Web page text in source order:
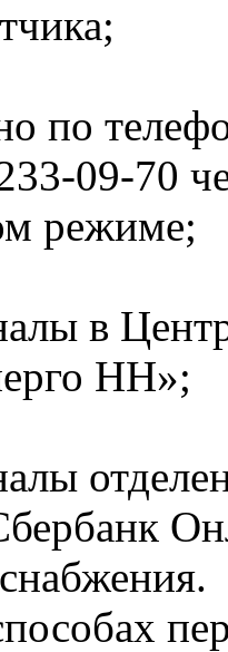
по
09-70
режиме;
в
НН»;